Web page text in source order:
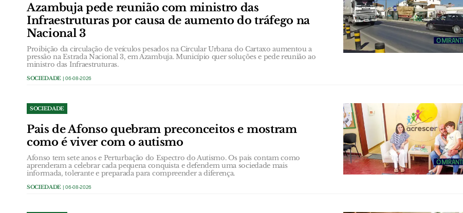
Azambuja pede reunião com ministro das
Infraestruturas por causa de aumento do tráfego na
Nacional 3
Proibição da circulação de veículos pesados na Circular Urbana do Cartaxo aumentou a
pressão na Estrada Nacional 3, em Azambuja. Município quer soluções e pede reunião ao
ministro das Infraestruturas.
SOCIEDADE | 06-08-2026
SOCIEDADE
Pais de Afonso quebram preconceitos e mostram
como é viver com o autismo
Afonso tem sete anos e Perturbação do Espectro do Autismo. Os pais contam como
aprenderam a celebrar cada pequena conquista e defendem uma sociedade mais
informada, tolerante e preparada para compreender a diferença.
SOCIEDADE | 06-08-2026